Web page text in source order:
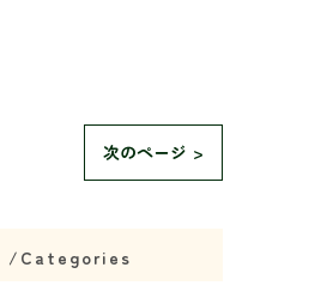
次のページ >
Categories